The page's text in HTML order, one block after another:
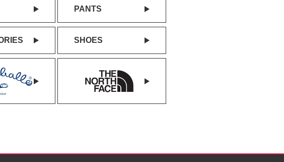
PANTS
SHOES